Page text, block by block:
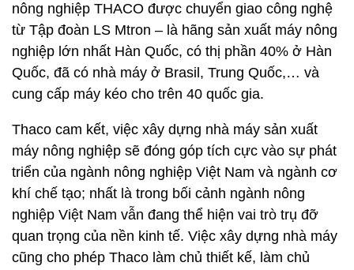
nông nghiệp THACO được chuyển giao công nghệ
từ Tập đoàn LS Mtron – là hãng sản xuất máy nông
nghiệp lớn nhất Hàn Quốc, có thị phần 40% ở Hàn
Quốc, đã có nhà máy ở Brasil, Trung Quốc,… và
cung cấp máy kéo cho trên 40 quốc gia.
Thaco cam kết, việc xây dựng nhà máy sản xuất
máy nông nghiệp sẽ đóng góp tích cực vào sự phát
triển của ngành nông nghiệp Việt Nam và ngành cơ
khí chế tạo; nhất là trong bối cảnh ngành nông
nghiệp Việt Nam vẫn đang thể hiện vai trò trụ đỡ
quan trọng của nền kinh tế. Việc xây dựng nhà máy
cũng cho phép Thaco làm chủ thiết kế, làm chủ